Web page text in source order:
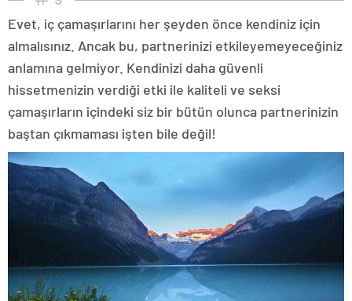
Evet, iç çamaşırlarını her şeyden önce kendiniz için
almalısınız. Ancak bu, partnerinizi etkileyemeyeceğiniz
anlamına gelmiyor. Kendinizi daha güvenli
hissetmenizin verdiği etki ile kaliteli ve seksi
çamaşırların içindeki siz bir bütün olunca partnerinizin
baştan çıkmaması işten bile değil!